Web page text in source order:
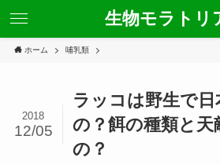
生物モラトリ
ホーム 哺乳類
ラッコは野生で
の？餌の種類と天
の？
2018
12/05